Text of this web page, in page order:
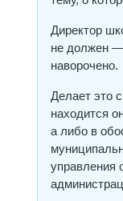
Директор
не должен —
наворочено.
Делает это
находится
а либо в
управления